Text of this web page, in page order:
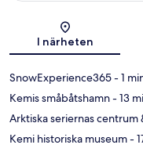
I närheten
SnowExperience365- 1
Kemis småbåtshamn- 13
Arktiska seriernas centrum
Kemi historiska museum-